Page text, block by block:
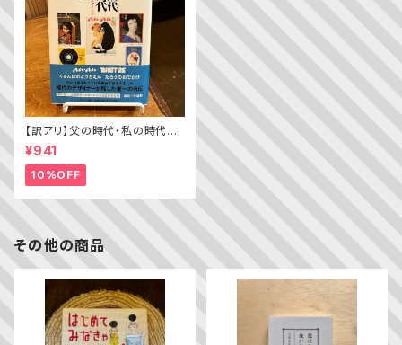
【訳アリ】父の時代・私の時代
─わがエディトリアル・デザイン
史
¥941
10%OFF
その他の商品